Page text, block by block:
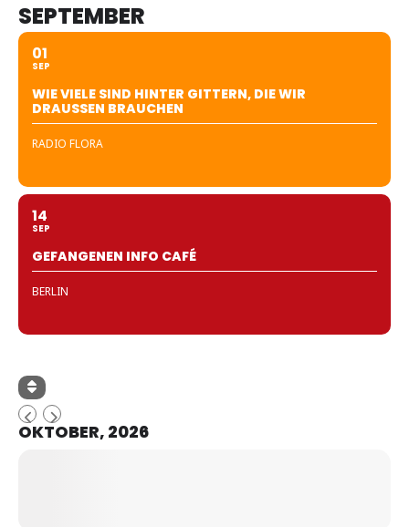
SEPTEMBER
01
SEP
WIE VIELE SIND HINTER GITTERN, DIE WIR
DRAUSSEN BRAUCHEN
RADIO FLORA
14
SEP
GEFANGENEN INFO CAFÉ
BERLIN
OKTOBER, 2026